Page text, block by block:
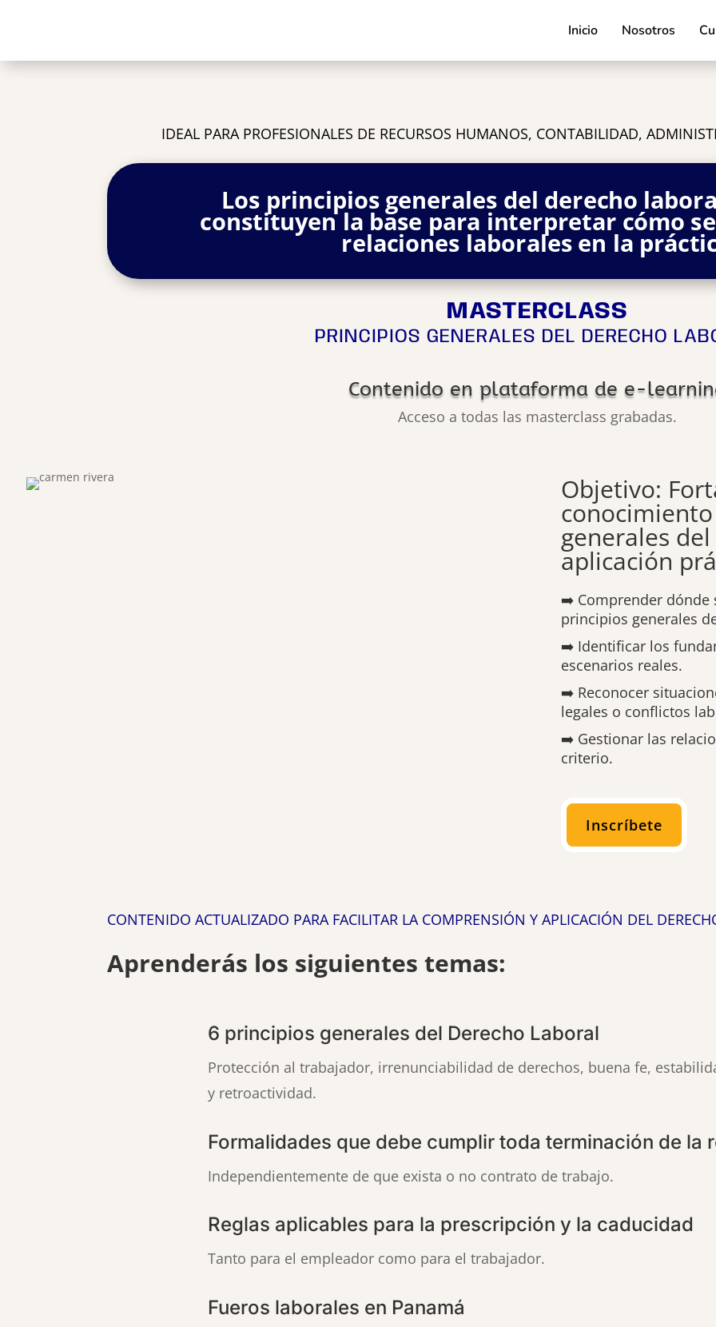
Inicio Nosotros
IDEAL PARA PROFESIONALES DE RECURSOS HUMANOS, CONTABILIDAD,
Los principios generales del derecho
constituyen la base para interpretar cómo
relaciones laborales en la
MASTERCLASS
PRINCIPIOS GENERALES DEL DERECHO
Contenido en plataforma de e-
Acceso a todas las masterclass grabadas.
Objetivo:
generales
aplicación
➡️ Comprender dónde
principios generales
➡️ Identificar los
escenarios reales.
➡️ Reconocer
legales o conflictos
➡️ Gestionar las
criterio.
Inscríbete
CONTENIDO ACTUALIZADO PARA FACILITAR LA COMPRENSIÓN Y APLICACIÓN DEL
Aprenderás los siguientes temas:
6 principios generales del Derecho Laboral
Protección al trabajador, irrenunciabilidad de derechos, buena fe,
y retroactividad.
Formalidades que debe cumplir toda terminación de la
Independientemente de que exista o no contrato de trabajo.
Reglas aplicables para la prescripción y la caducidad
Tanto para el empleador como para el trabajador.
Fueros laborales en Panamá